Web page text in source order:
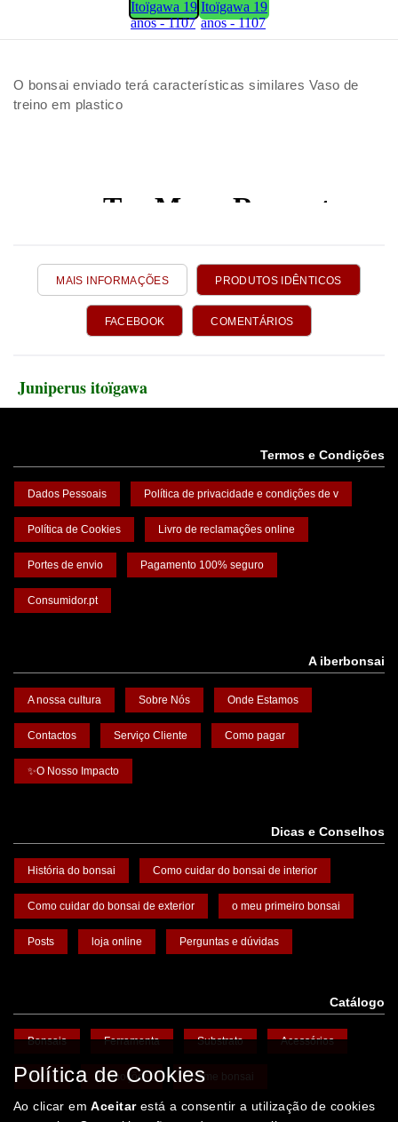
O bonsai enviado terá características similares Vaso de
treino em plastico
MAIS INFORMAÇÕES PRODUTOS IDÊNTICOS
FACEBOOK COMENTÁRIOS
Juniperus itoïgawa
Termos e Condições
Dados Pessoais Política de privacidade e condições de v
Política de Cookies Livro de reclamações online
Portes de envio Pagamento 100% seguro
Consumidor.pt
A iberbonsai
A nossa cultura Sobre Nós Onde Estamos
Contactos Serviço Cliente Como pagar
✨O Nosso Impacto
Dicas e Conselhos
História do bonsai Como cuidar do bonsai de interior
Como cuidar do bonsai de exterior o meu primeiro bonsai
Posts loja online Perguntas e dúvidas
Catálogo
Bonsais Ferramenta Substrato Acessórios
Vasos Promoções Arame bonsai
Política de Cookies
Ao clicar emAceitarestá a consentir a utilização de cookies